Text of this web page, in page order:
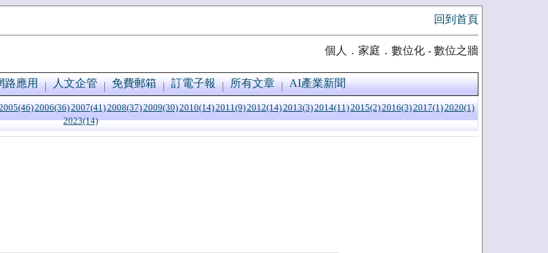
回到首頁
個人．家庭．數位化 - 數位之牆
路應用 人文企管 免費郵箱 訂電子報 所有文章 AI產業新聞
2006(36)2007(41)2008(37)2009(30)2010(14)2011(9)2012(14)2013(3)2014(11)2015(2)2016(3)2017(1)2020(1)
2023(14)